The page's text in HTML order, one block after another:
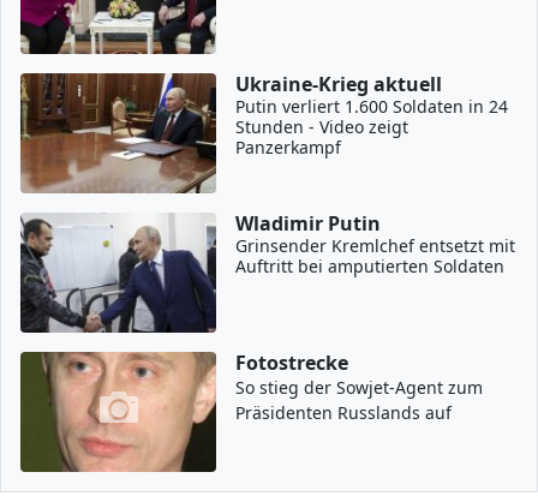
Ukraine-Krieg aktuell
Putin verliert 1.600 Soldaten in 24
Stunden - Video zeigt
Panzerkampf
Wladimir Putin
Grinsender Kremlchef entsetzt mit
Auftritt bei amputierten Soldaten
Fotostrecke
So stieg der Sowjet-Agent zum
Präsidenten Russlands auf